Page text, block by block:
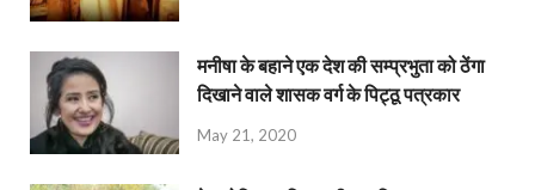
मनीषा के बहाने एक देश की सम्प्रभुता को ठेंगा
दिखाने वाले शासक वर्ग के पिट्ठू पत्रकार
May 21, 2020